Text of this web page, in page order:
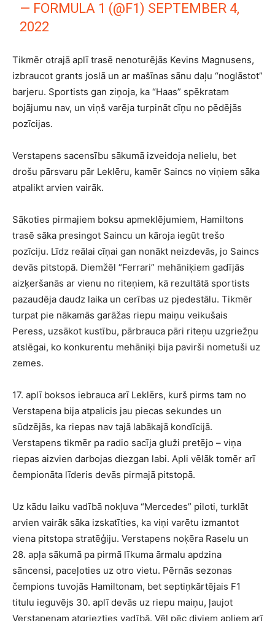
— FORMULA 1 (@F1) SEPTEMBER 4,
2022
Tikmēr otrajā aplī trasē nenoturējās Kevins Magnusens,
izbraucot grants joslā un ar mašīnas sānu daļu “noglāstot”
barjeru. Sportists gan ziņoja, ka “Haas” spēkratam
bojājumu nav, un viņš varēja turpināt cīņu no pēdējās
pozīcijas.
Verstapens sacensību sākumā izveidoja nelielu, bet
drošu pārsvaru pār Leklēru, kamēr Saincs no viņiem sāka
atpalikt arvien vairāk.
Sākoties pirmajiem boksu apmeklējumiem, Hamiltons
trasē sāka presingot Saincu un kāroja iegūt trešo
pozīciju. Līdz reālai cīņai gan nonākt neizdevās, jo Saincs
devās pitstopā. Diemžēl “Ferrari” mehāniķiem gadījās
aizķeršanās ar vienu no riteņiem, kā rezultātā sportists
pazaudēja daudz laika un cerības uz pjedestālu. Tikmēr
turpat pie nākamās garāžas riepu maiņu veikušais
Peress, uzsākot kustību, pārbrauca pāri riteņu uzgriežņu
atslēgai, ko konkurentu mehāniķi bija pavirši nometuši uz
zemes.
17. aplī boksos iebrauca arī Leklērs, kurš pirms tam no
Verstapena bija atpalicis jau piecas sekundes un
sūdzējās, ka riepas nav tajā labākajā kondīcijā.
Verstapens tikmēr pa radio sacīja gluži pretējo – viņa
riepas aizvien darbojas diezgan labi. Apli vēlāk tomēr arī
čempionāta līderis devās pirmajā pitstopā.
Uz kādu laiku vadībā nokļuva “Mercedes” piloti, turklāt
arvien vairāk sāka izskatīties, ka viņi varētu izmantot
viena pitstopa stratēģiju. Verstapens noķēra Raselu un
28. apļa sākumā pa pirmā līkuma ārmalu apdzina
sāncensi, paceļoties uz otro vietu. Pērnās sezonas
čempions tuvojās Hamiltonam, bet septiņkārtējais F1
titulu ieguvējs 30. aplī devās uz riepu maiņu, ļaujot
Verstapenam atgriezties vadībā. Vēl pēc diviem apļiem arī